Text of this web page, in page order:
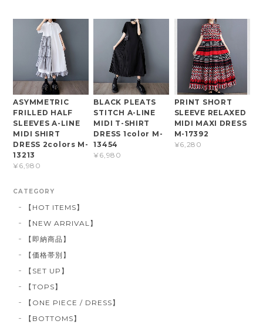
ASYMMETRIC
FRILLED HALF
SLEEVES A-LINE
MIDI SHIRT
DRESS 2colors M-
13213
¥6,980
BLACK PLEATS
STITCH A-LINE
MIDI T-SHIRT
DRESS 1color M-
13454
¥6,980
PRINT SHORT
SLEEVE RELAXED
MIDI MAXI DRESS
M-17392
¥6,280
CATEGORY
【HOT ITEMS】
【NEW ARRIVAL】
【即納商品】
【価格帯別】
【SET UP】
【TOPS】
【ONE PIECE / DRESS】
【BOTTOMS】